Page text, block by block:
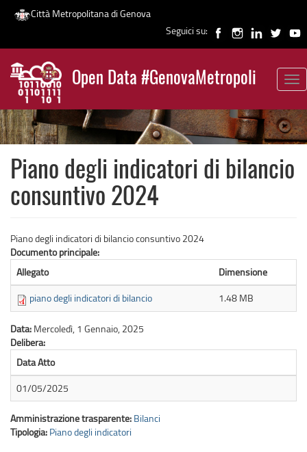
Salta
contenuto
principale
Città Metropolitana di Genova
Seguici su:
Open Data #GenovaMetropoli
News
Piano degli indicatori di bilancio
consuntivo 2024
Piano degli indicatori di bilancio consuntivo 2024
Documento principale:
Allegato
Dimensione
piano degli indicatori di bilancio
1.48 MB
Data: Mercoledì, 1 Gennaio, 2025
Delibera:
Data Atto
01/05/2025
Amministrazione trasparente: Bilanci
Tipologia: Piano degli indicatori